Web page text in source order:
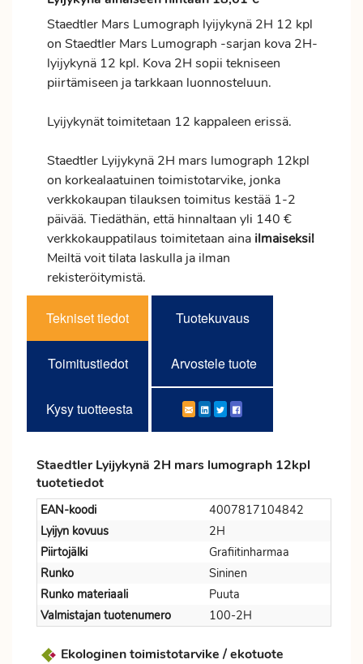
Staedtler Mars Lumograph lyijykynä 2H 12 kpl
on Staedtler Mars Lumograph -sarjan kova 2H-
lyijykynä 12 kpl. Kova 2H sopii tekniseen
piirtämiseen ja tarkkaan luonnosteluun.
Lyijykynät toimitetaan 12 kappaleen erissä.
Staedtler Lyijykynä 2H mars lumograph 12kpl
on korkealaatuinen toimistotarvike, jonka
verkkokaupan tilauksen toimitus kestää 1-2
päivää. Tiedäthän, että hinnaltaan yli 140 €
verkkokauppatilaus toimitetaan aina ilmaiseksi!
Meiltä voit tilata laskulla ja ilman
rekisteröitymistä.
Tekniset tiedot Tuotekuvaus
Toimitustiedot Arvostele tuote
Kysy tuotteesta
Staedtler Lyijykynä 2H mars lumograph 12kpl
tuotetiedot
EAN-koodi
4007817104842
Lyijyn kovuus
2H
Piirtojälki
Grafiitinharmaa
Runko
Sininen
Runko materiaali
Puuta
Valmistajan tuotenumero
100-2H
Ekologinen toimistotarvike / ekotuote